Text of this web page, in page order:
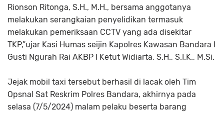
Rionson Ritonga, S.H., M.H., bersama anggotanya
melakukan serangkaian penyelidikan termasuk
melakukan pemeriksaan CCTV yang ada disekitar
TKP,”ujar Kasi Humas seijin Kapolres Kawasan Bandara I
Gusti Ngurah Rai AKBP I Ketut Widiarta, S.H., S.I.K., M.Si.
Jejak mobil taxi tersebut berhasil di lacak oleh Tim
Opsnal Sat Reskrim Polres Bandara, akhirnya pada
selasa (7/5/2024) malam pelaku beserta barang